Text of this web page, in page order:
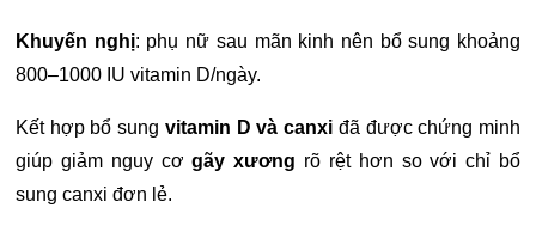
Khuyến nghị: phụ nữ sau mãn kinh nên bổ sung khoảng
800–1000 IU vitamin D/ngày.
Kết hợp bổ sung vitamin D và canxi đã được chứng minh
giúp giảm nguy cơgãy xương rõ rệt hơn so với chỉ bổ
sung canxi đơn lẻ.